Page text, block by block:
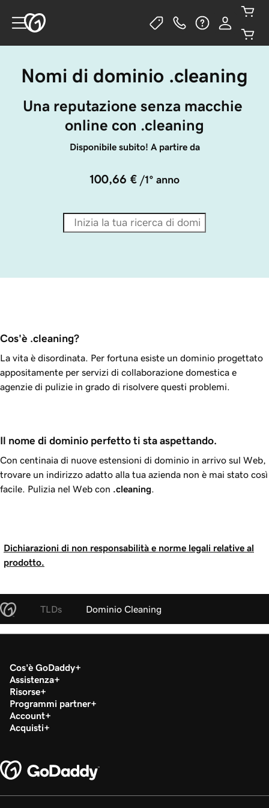
Nomi di dominio .cleaning
Una reputazione senza macchie
online con .cleaning
Disponibile subito! A partire da
100,66 € /1° anno
Cos'è .cleaning?
La vita è disordinata. Per fortuna esiste un dominio progettato
appositamente per servizi di collaborazione domestica e
agenzie di pulizie in grado di risolvere questi problemi.
Il nome di dominio perfetto ti sta aspettando.
Con centinaia di nuove estensioni di dominio in arrivo sul Web,
trovare un indirizzo adatto alla tua azienda non è mai stato così
facile. Pulizia nel Web con .cleaning
Dichiarazioni di non responsabilità e norme legali relative al
prodotto.
TLDs Dominio Cleaning
Cos'è GoDaddy
Assistenza
Risorse
Programmi partner
Account
Acquisti